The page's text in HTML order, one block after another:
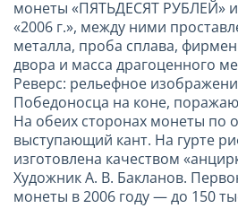
монеты «ПЯТЬДЕСЯТ РУБЛЕЙ» и
«2006 г.», между ними
металла, проба сплава,
двора и масса драгоценного
Реверс: рельефное
Победоносца на коне,
На обеих сторонах монеты по
выступающий кант. На гурте
изготовлена качеством
Художник А. В. Бакланов.
монеты в 2006 году — до 150